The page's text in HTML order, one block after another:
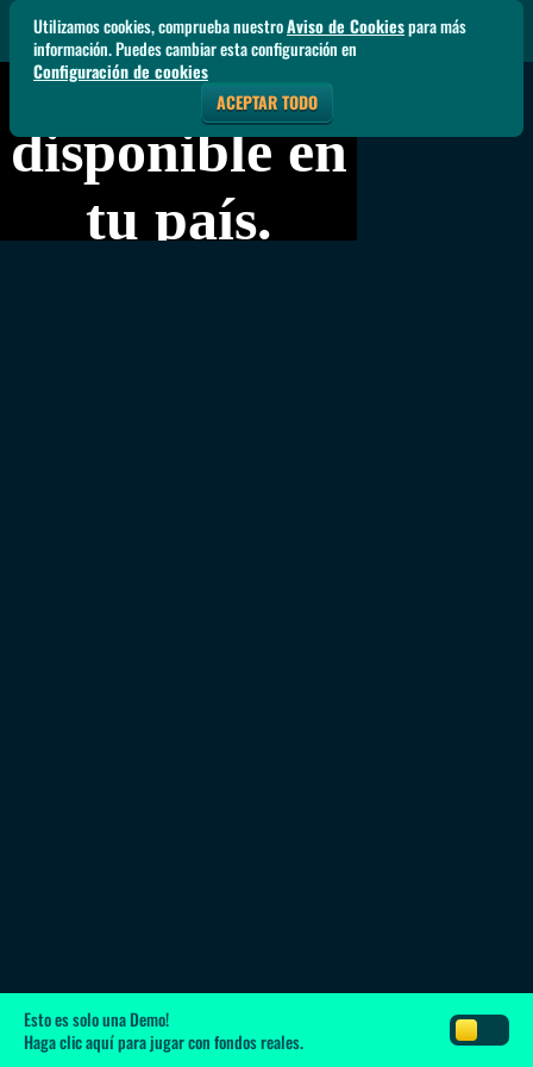
Esto es solo una Demo!
Haga clic aquípara jugar con fondos reales.
Utilizamos cookies, comprueba nuestroAviso de Cookiespara más
información. Puedes cambiar esta configuración en
Configuración de cookies
ACEPTAR TODO